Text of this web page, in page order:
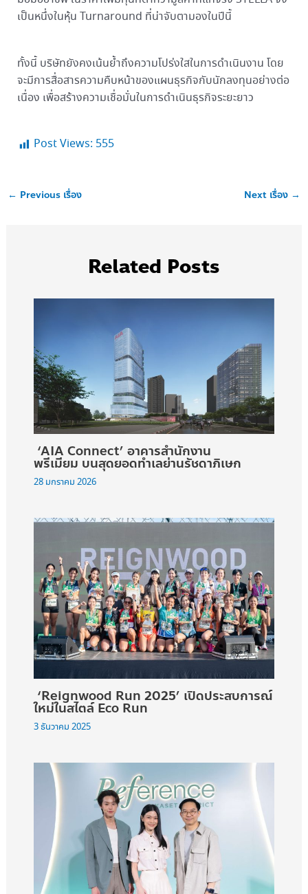
เป็นหนึ่งในหุ้น Turnaround ที่น่าจับตามองในปีนี้
ทั้งนี้ บริษัทยังคงเน้นย้ำถึงความโปร่งใสในการดำเนินงาน โดย
จะมีการสื่อสารความคืบหน้าของแผนธุรกิจกับนักลงทุนอย่างต่อ
เนื่อง เพื่อสร้างความเชื่อมั่นในการดำเนินธุรกิจระยะยาว
Post Views: 555
← Previous เรื่อง Next เรื่อง →
Related Posts
‘AIA Connect’ อาคารสำนักงาน
พรีเมียม บนสุดยอดทำเลย่านรัชดาภิเษก
28 มกราคม 2026
‘Reignwood Run 2025’ เปิดประสบการณ์
ใหม่ในสไตล์ Eco Run
3 ธันวาคม 2025